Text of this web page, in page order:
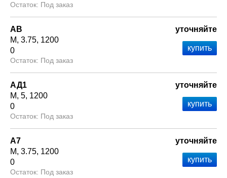
Под заказ
АВ
М 3.75 1200
0
Под заказ
уточняйте
АД1
М 5 1200
0
Под заказ
уточняйте
А7
М 3.75 1200
0
Под заказ
уточняйте